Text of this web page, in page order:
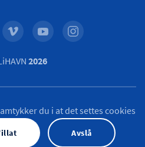
2026
du i at det settes cookies
Avslå